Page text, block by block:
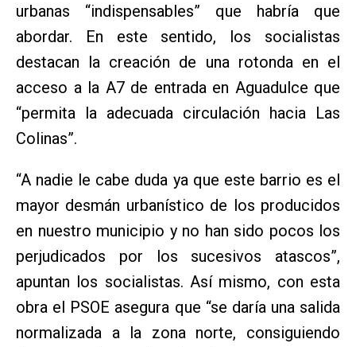
urbanas “indispensables” que habría que
abordar. En este sentido, los socialistas
destacan la creación de una rotonda en el
acceso a la A7 de entrada en Aguadulce que
“permita la adecuada circulación hacia Las
Colinas”.
“A nadie le cabe duda ya que este barrio es el
mayor desmán urbanístico de los producidos
en nuestro municipio y no han sido pocos los
perjudicados por los sucesivos atascos”,
apuntan los socialistas. Así mismo, con esta
obra el PSOE asegura que “se daría una salida
normalizada a la zona norte, consiguiendo